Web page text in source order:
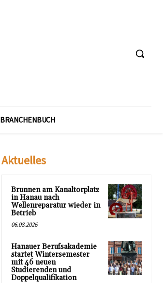
BRANCHENBUCH
Aktuelles
Brunnen am Kanaltorplatz
in Hanau nach
Wellenreparatur wieder in
Betrieb
06.08.2026
Hanauer Berufsakademie
startet Wintersemester
mit 46 neuen
Studierenden und
Doppelqualifikation